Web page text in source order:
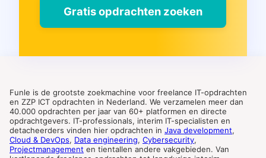
Gratis opdrachten zoeken
Funle is de grootste zoekmachine voor freelance IT-opdrachten
en ZZP ICT opdrachten in Nederland. We verzamelen meer dan
40.000 opdrachten per jaar van 60+ platformen en directe
opdrachtgevers. IT-professionals, interim IT-specialisten en
detacheerders vinden hier opdrachten in Java development,
Cloud & DevOps, Data engineering, Cybersecurity,
Projectmanagement en tientallen andere vakgebieden. Van